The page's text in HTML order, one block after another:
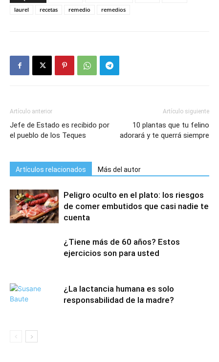
laurel
recetas remedio remedios
Artículo anterior
Jefe de Estado es recibido por
el pueblo de los Teques
Artículo siguiente
10 plantas que tu felino
adorará y te querrá siempre
Artículos relacionados Más del autor
Peligro oculto en el plato: los riesgos
de comer embutidos que casi nadie te
cuenta
¿Tiene más de 60 años? Estos
ejercicios son para usted
¿La lactancia humana es solo
responsabilidad de la madre?